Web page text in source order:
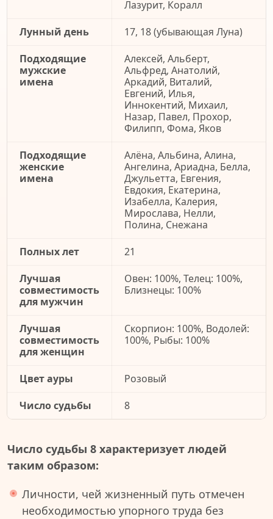
Лазурит, Коралл
Лунный день
17, 18 (убывающая Луна)
Подходящие
мужские
имена
Алексей, Альберт,
Альфред, Анатолий,
Аркадий, Виталий,
Евгений, Илья,
Иннокентий, Михаил,
Назар, Павел, Прохор,
Филипп, Фома, Яков
Подходящие
женские
имена
Алёна, Альбина, Алина,
Ангелина, Ариадна, Белла,
Джульетта, Евгения,
Евдокия, Екатерина,
Изабелла, Калерия,
Мирослава, Нелли,
Полина, Снежана
Полных лет
21
Лучшая
совместимость
для мужчин
Овен: 100%, Телец: 100%,
Близнецы: 100%
Лучшая
совместимость
для женщин
Скорпион: 100%, Водолей:
100%, Рыбы: 100%
Цвет ауры
Розовый
Число судьбы
8
Число судьбы 8 характеризует людей
таким образом:
Личности, чей жизненный путь отмечен
необходимостью упорного труда без